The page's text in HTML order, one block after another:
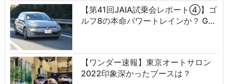
【第41回JAIA試乗会レポート④】ゴ
ルフ8の本命パワートレインか？ G…
【ワンダー速報】東京オートサロン
2022印象深かったブースは？